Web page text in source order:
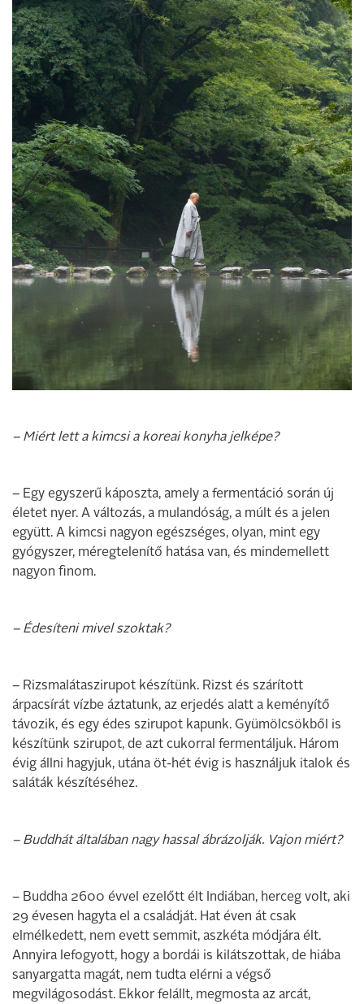
– Miért lett a kimcsi a koreai konyha jelképe?
– Egy egyszerű káposzta, amely a fermentáció során új
életet nyer. A változás, a mulandóság, a múlt és a jelen
együtt. A kimcsi nagyon egészséges, olyan, mint egy
gyógyszer, méregtelenítő hatása van, és mindemellett
nagyon finom.
– Édesíteni mivel szoktak?
– Rizsmalátaszirupot készítünk. Rizst és szárított
árpacsírát vízbe áztatunk, az erjedés alatt a keményítő
távozik, és egy édes szirupot kapunk. Gyümölcsökből is
készítünk szirupot, de azt cukorral fermentáljuk. Három
évig állni hagyjuk, utána öt-hét évig is használjuk italok és
saláták készítéséhez.
– Buddhát általában nagy hassal ábrázolják. Vajon miért?
– Buddha 2600 évvel ezelőtt élt Indiában, herceg volt, aki
29 évesen hagyta el a családját. Hat éven át csak
elmélkedett, nem evett semmit, aszkéta módjára élt.
Annyira lefogyott, hogy a bordái is kilátszottak, de hiába
sanyargatta magát, nem tudta elérni a végső
megvilágosodást. Ekkor felállt, megmosta az arcát,